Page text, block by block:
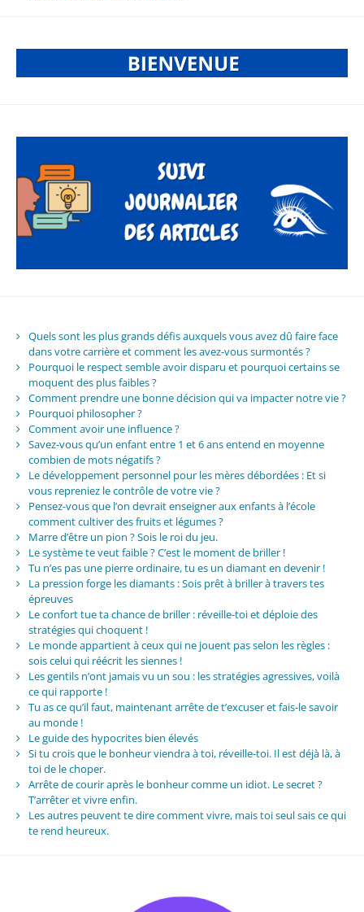
Quels sont les plus grands défis auxquels vous avez dû faire face
dans votre carrière et comment les avez-vous surmontés ?
Pourquoi le respect semble avoir disparu et pourquoi certains se
moquent des plus faibles ?
Comment prendre une bonne décision qui va impacter notre vie ?
Pourquoi philosopher ?
Comment avoir une influence ?
Savez-vous qu’un enfant entre 1 et 6 ans entend en moyenne
combien de mots négatifs ?
Le développement personnel pour les mères débordées : Et si
vous repreniez le contrôle de votre vie ?
Pensez-vous que l’on devrait enseigner aux enfants à l’école
comment cultiver des fruits et légumes ?
Marre d’être un pion ? Sois le roi du jeu.
Le système te veut faible ? C’est le moment de briller !
Tu n’es pas une pierre ordinaire, tu es un diamant en devenir !
La pression forge les diamants : Sois prêt à briller à travers tes
épreuves
Le confort tue ta chance de briller : réveille-toi et déploie des
stratégies qui choquent !
Le monde appartient à ceux qui ne jouent pas selon les règles :
sois celui qui réécrit les siennes !
Les gentils n’ont jamais vu un sou : les stratégies agressives, voilà
ce qui rapporte !
Tu as ce qu’il faut, maintenant arrête de t’excuser et fais-le savoir
au monde !
Le guide des hypocrites bien élevés
Si tu crois que le bonheur viendra à toi, réveille-toi. Il est déjà là, à
toi de le choper.
Arrête de courir après le bonheur comme un idiot. Le secret ?
T’arrêter et vivre enfin.
Les autres peuvent te dire comment vivre, mais toi seul sais ce qui
te rend heureux.